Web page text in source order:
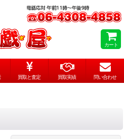
カート
買取と査定 買取実績 問い合わせ